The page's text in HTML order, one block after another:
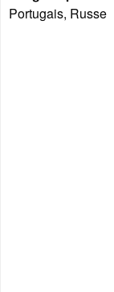
Portugais, Russe